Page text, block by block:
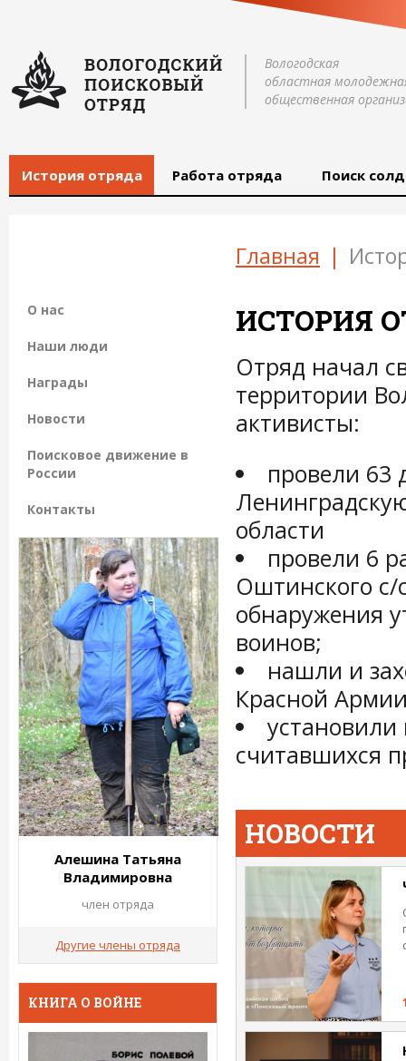
Вологодская
областная
общественная
История отряда Работа отряда Поиск
Главная |
ИСТОРИЯ
Отряд начал
территории
активисты:
провели 63
области
провели 6
Оштинского с/
обнаружения
воинов;
нашли и
Красной
считавшихся
НОВОСТИ
О нас
Наши люди
Награды
Новости
Поисковое движение в
России
Контакты
Алешина Татьяна
Владимировна
член отряда
Другие члены отряда
КНИГА О ВОЙНЕ